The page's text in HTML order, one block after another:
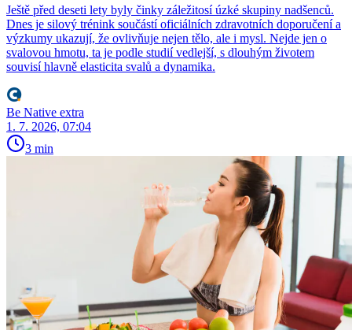
Ještě před deseti lety byly činky záležitosí úzké skupiny nadšenců.
Dnes je silový trénink součástí oficiálních zdravotních doporučení a
výzkumy ukazují, že ovlivňuje nejen tělo, ale i mysl. Nejde jen o
svalovou hmotu, ta je podle studií vedlejší, s dlouhým životem
souvisí hlavně elasticita svalů a dynamika.
Be Native extra
1. 7. 2026, 07:04
3 min